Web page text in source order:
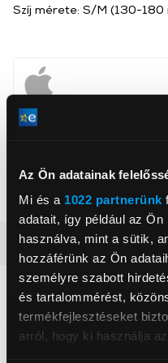
Az Ön adatainak
Mi és a 1022 partnerünk
adatait, így például az
használva, mint a sütik,
hozzáférünk az Ön
személyre szabott
és tartalommérést,
termékfejlesztéseket
arról, hogy ki használja
Apcom Kft
Szín
Szíj mérete: S/M (130-180
Részletes ismertető